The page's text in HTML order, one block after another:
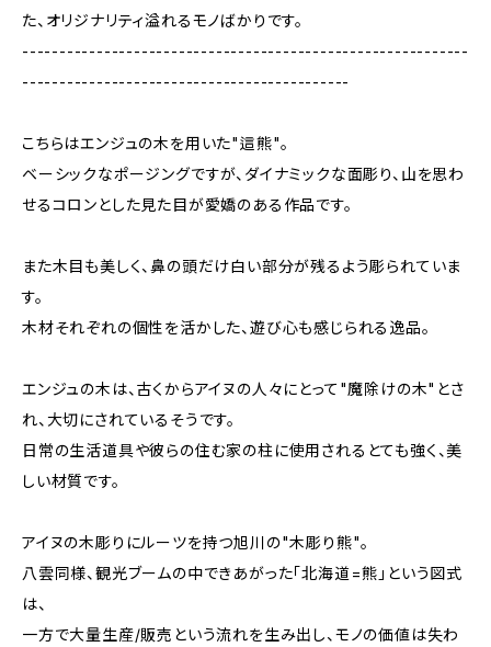
た、オリジナリティ溢れるモノばかりです。
------------------------------------------------------------
--------------------------------------------
こちらはエンジュの木を用いた"這熊"。
ベーシックなポージングですが、ダイナミックな面彫り、山を思わ
せるコロンとした見た目が愛嬌のある作品です。
また木目も美しく、鼻の頭だけ白い部分が残るよう彫られていま
す。
木材それぞれの個性を活かした、遊び心も感じられる逸品。
エンジュの木は、古くからアイヌの人々にとって"魔除けの木"とさ
れ、大切にされているそうです。
日常の生活道具や彼らの住む家の柱に使用されるとても強く、美
しい材質です。
アイヌの木彫りにルーツを持つ旭川の"木彫り熊"。
八雲同様、観光ブームの中できあがった「北海道=熊」という図式
は、
一方で大量生産/販売という流れを生み出し、モノの価値は失わ